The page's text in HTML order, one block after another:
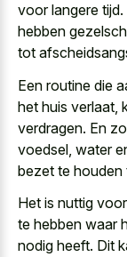
voor langere
hebben
tot
Een routine die
het huis verlaat,
verdragen. En
voedsel, water
bezet te houden
Het is nuttig
te hebben waar
nodig heeft. Dit